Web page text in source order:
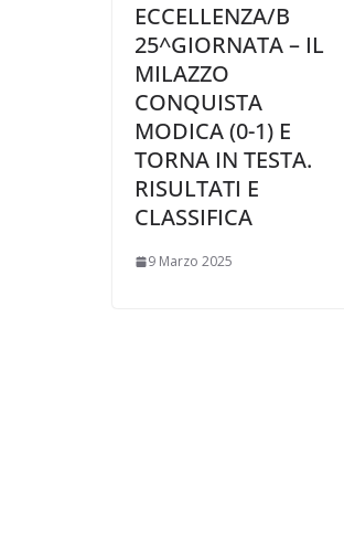
ECCELLENZA/B
25^GIORNATA – IL
MILAZZO
CONQUISTA
MODICA (0-1) E
TORNA IN TESTA.
RISULTATI E
CLASSIFICA
9 Marzo 2025